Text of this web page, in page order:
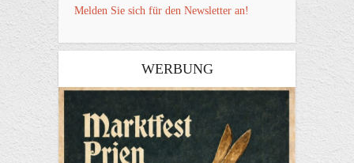
Melden Sie sich für den Newsletter an!
WERBUNG